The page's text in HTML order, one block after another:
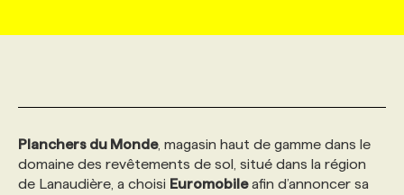
AFFAIRES DE L'INDUSTRIE
INITIATIVES NUMÉRIQUES
WEB & MÉDIAS SOCIAUX
MARKETING DURABLE
INFOLETTRE PUBLICITÉ
ANNONCEZ AVEC NOUS
CONSULTER LA CVTHÈQUE
PROFIL ENTREPRISE
VOIR LES OFFRES
PROFIL CANDIDAT
FAQ
ANNONCEZ AVEC NOUS
NOS FORMATIONS EN LIGNE
NOS PARCOURS DE FORMATIONS
CHASSE DE TÊTE
SERVICE DE CHASSE DE TÊTE
Planchers du Monde, magasin haut de gamme dans le
domaine des revêtements de sol, situé dans la région
de Lanaudière, a choisi Euromobileafin d’annoncer sa